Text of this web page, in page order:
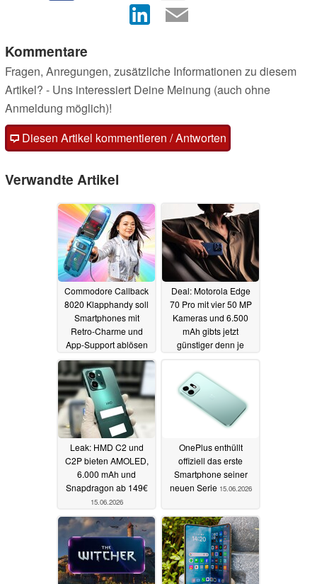
Kommentare
Fragen, Anregungen, zusätzliche Informationen zu diesem
Artikel? - Uns interessiert Deine Meinung (auch ohne
Anmeldung möglich)!
Diesen Artikel kommentieren / Antworten
Verwandte Artikel
Commodore Callback
8020 Klapphandy soll
Smartphones mit
Retro-Charme und
App-Support ablösen
16.06.2026
Deal: Motorola Edge
70 Pro mit vier 50 MP
Kameras und 6.500
mAh gibts jetzt
günstiger denn je
Leak: HMD C2 und
C2P bieten AMOLED,
6.000 mAh und
Snapdragon ab 149€
15.06.2026
OnePlus enthüllt
offiziell das erste
Smartphone seiner
neuen Serie 15.06.2026